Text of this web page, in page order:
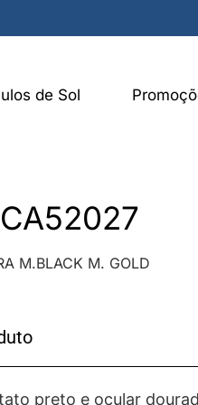
de Sol
M.BLACK M. GOLD
preto e ocular